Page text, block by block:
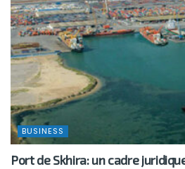
BUSINESS
Port de Skhira: un cadre